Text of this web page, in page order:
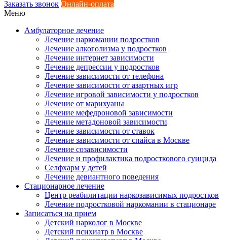
Заказать звонок Онлайн-оплата
Меню
Амбулаторное лечение
Лечение наркомании подростков
Лечение алкоголизма у подростков
Лечение интернет зависимости
Лечение депрессии у подростков
Лечение зависимости от телефона
Лечение зависимости от азартных игр
Лечение игровой зависимости у подростков
Лечение от марихуаны
Лечение мефедроновой зависимости
Лечение метадоновой зависимости
Лечение зависимости от ставок
Лечение зависимости от спайса в Москве
Лечение созависимости
Лечение и профилактика подросткового суицида
Селфхарм у детей
Лечение девиантного поведения
Стационарное лечение
Центр реабилитации наркозависимых подростков
Лечение подростковой наркомании в стационаре
Записаться на прием
Детский нарколог в Москве
Детский психиатр в Москве